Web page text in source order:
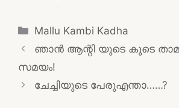
Categories
Mallu Kambi Kadha
Post
navigation
ഞാൻ ആന്റി യുടെ കൂടെ
സമയം!
ചേച്ചിയുടെ പേരുഎന്താ……?